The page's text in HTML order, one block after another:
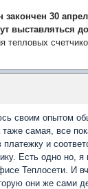
30
выставляться
тепловых
своим опытом
самая, все
и
Есть одно но, я
Теплосети. И
они же сами